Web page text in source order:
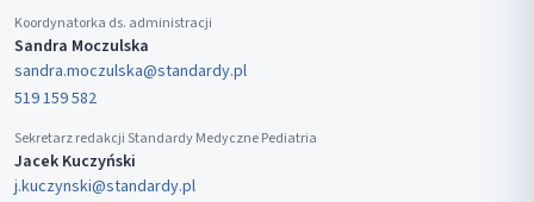
Koordynatorka ds. administracji
Sandra Moczulska
sandra.moczulska@standardy.pl
519 159 582
Sekretarz redakcji Standardy Medyczne Pediatria
Jacek Kuczyński
j.kuczynski@standardy.pl